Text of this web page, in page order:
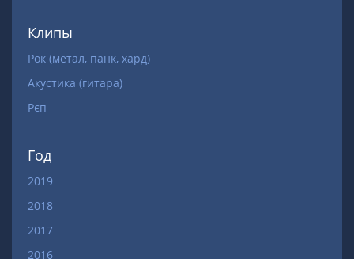
Клипы
Рок (метал, панк, хард)
Акустика (гитара)
Рєп
Год
2019
2018
2017
2016